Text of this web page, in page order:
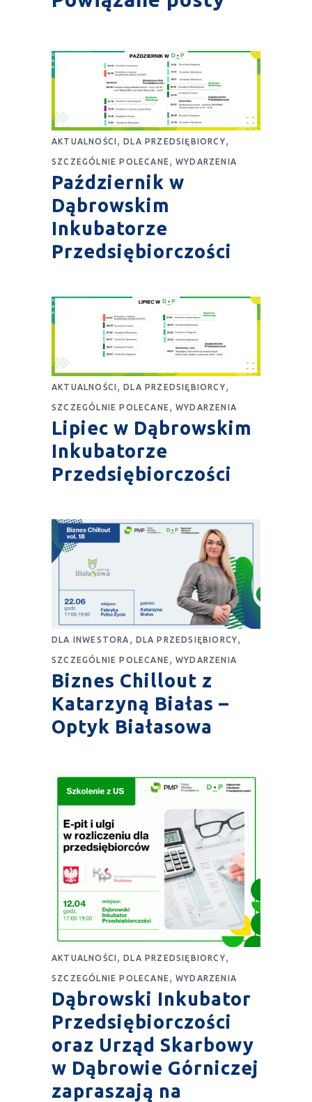
AKTUALNOŚCI ,DLA PRZEDSIĘBIORCY
SZCZEGÓLNIE POLECANE WYDARZENIA
Październik w
Dąbrowskim
Inkubatorze
Przedsiębiorczości
AKTUALNOŚCI ,DLA PRZEDSIĘBIORCY
SZCZEGÓLNIE POLECANE WYDARZENIA
Lipiec w Dąbrowskim
Inkubatorze
Przedsiębiorczości
DLA INWESTORA DLA PRZEDSIĘBIORCY
SZCZEGÓLNIE POLECANE WYDARZENIA
Biznes Chillout z
Katarzyną Białas –
Optyk Białasowa
AKTUALNOŚCI ,DLA PRZEDSIĘBIORCY,
SZCZEGÓLNIE POLECANE , WYDARZENIA
Dąbrowski Inkubator
Przedsiębiorczości
oraz Urząd Skarbowy
w Dąbrowie Górniczej
zapraszają na